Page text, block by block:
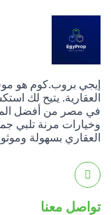
إيجي بروب.كوم هو
العقارية. يتيح لك
في مصر من أفضل
وخيارات مرنة تلبي
العقاري بسهولة
تواصل معنا